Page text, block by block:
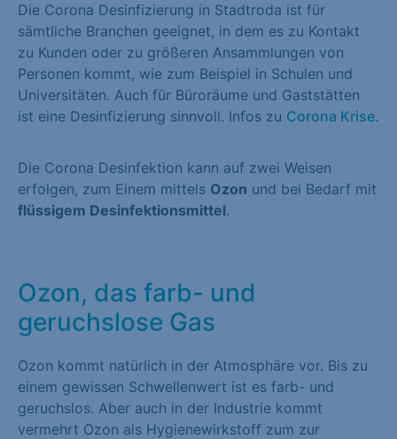
Die Corona Desinfizierung in Stadtroda ist für
sämtliche Branchen geeignet, in dem es zu Kontakt
zu Kunden oder zu größeren Ansammlungen von
Personen kommt, wie zum Beispiel in Schulen und
Universitäten. Auch für Büroräume und Gaststätten
ist eine Desinfizierung sinnvoll. Infos zu Corona Krise.
Die Corona Desinfektion kann auf zwei Weisen
erfolgen, zum Einem mittels Ozon und bei Bedarf mit
flüssigem Desinfektionsmittel.
Ozon, das farb- und
geruchslose Gas
Ozon kommt natürlich in der Atmosphäre vor. Bis zu
einem gewissen Schwellenwert ist es farb- und
geruchslos. Aber auch in der Industrie kommt
vermehrt Ozon als Hygienewirkstoff zum zur